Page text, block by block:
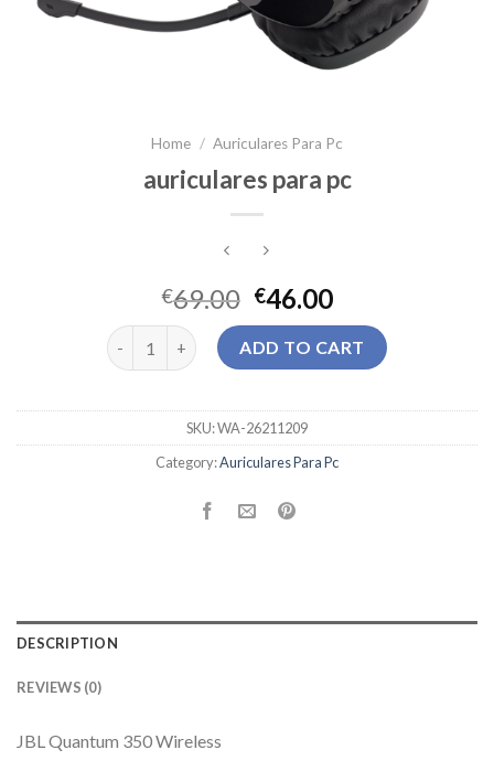
Home / Auriculares Para Pc
auriculares para pc
€69.00 €46.00
auriculares para pc quantity
ADD TO CART
SKU:WA-26211209
Category:Auriculares Para Pc
DESCRIPTION
REVIEWS (0)
JBL Quantum 350 Wireless